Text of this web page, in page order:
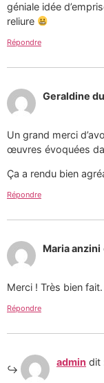
géniale idée
reliure
Répondre
Geraldine
Un grand merci
œuvres évoquées
Ça a rendu bien
Répondre
Maria anzini
Merci ! Très bien fait.
Répondre
admin dit